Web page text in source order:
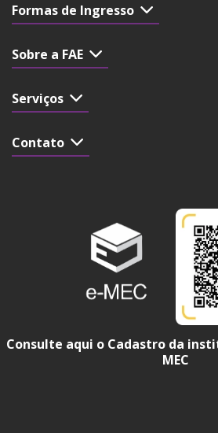
Formas de Ingresso
Sobre a FAE
Serviços
Contato
Consulte aqui o Cadastro da
MEC